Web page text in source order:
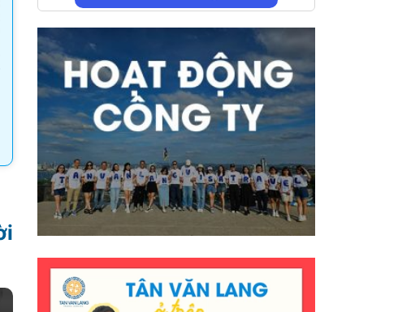
có nhiều thành công tốt đẹp
hơn ạ. E cảm ơn